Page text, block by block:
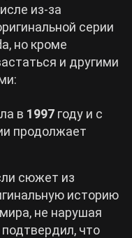
из-за
серии
но кроме
и другими
в 1997 году и с
продолжает
сюжет из
историю
не нарушая
что